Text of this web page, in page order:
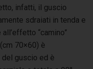
infatti, il guscio
sdraiati in tenda e
“camino”
70×60) è
guscio ed è